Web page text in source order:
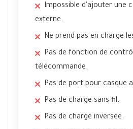
Impossible d'ajouter une
externe.
Ne prend pas en charge
Pas de fonction de
télécommande.
Pas de port pour casque
Pas de charge sans fil.
Pas de charge inversée.